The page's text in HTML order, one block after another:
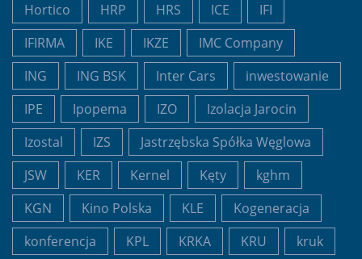
Hortico
HRP HRS ICE
IFI
IFIRMA
IKE IKZE
IMC Company
ING
ING BSK Inter Cars
inwestowanie
IPE
Ipopema IZO
Izolacja Jarocin
Izostal
IZS
Jastrzębska Spółka Węglowa
JSW
KER Kernel Kęty
kghm
KGN
Kino Polska KLE
Kogeneracja
konferencja
KPL KRKA KRU
kruk